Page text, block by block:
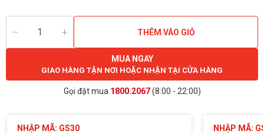
THÊM VÀO GIỎ
MUA NGAY
GIAO HÀNG TẬN NƠI HOẶC NHẬN TẠI CỬA HÀNG
Gọi đặt mua 1800.2067(8:00 - 22:00)
NHẬP MÃ: GS30 NHẬP MÃ: